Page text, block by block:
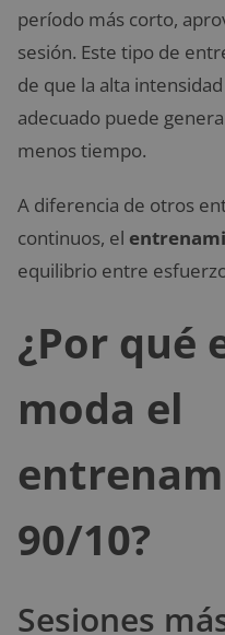
período más corto,
sesión. Este tipo de
de que la alta
adecuado puede
menos tiempo.
A diferencia de otros
continuos, el
equilibrio entre
¿Por qué
moda el
90/10?
Sesiones